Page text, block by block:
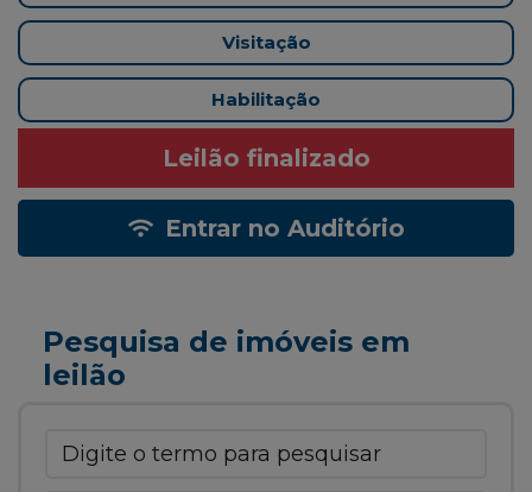
Visitação
Habilitação
Leilão finalizado
Entrar no Auditório
Pesquisa de imóveis em
leilão